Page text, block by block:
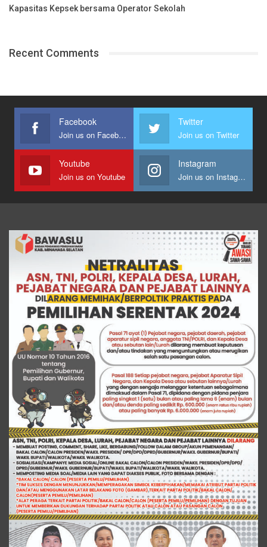
Kapasitas Kepsek bersama Operator Sekolah
Recent Comments
Facebook
Join us on Facebook
Twitter
Join us on Twitter
Youtube
Join us on Youtube
Instagram
Join us on Instagram